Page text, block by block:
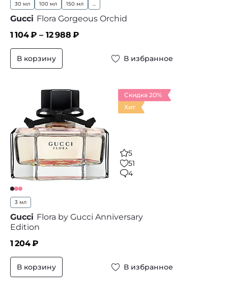
30 мл 100 мл 150 мл ...
Gucci Flora Gorgeous Orchid
1 104₽ – 12 988 ₽
В корзину В избранное
Скидка 20%
Хит
5
51
4
3 мл
Gucci Flora by Gucci Anniversary
Edition
1 204₽
В корзину В избранное